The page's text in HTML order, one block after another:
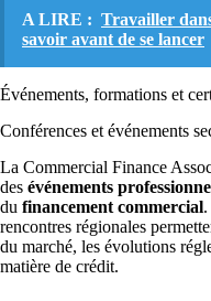
A LIRE : Travailler
savoir avant de se lancer
Événements, formations et
Conférences et événements
La Commercial Finance
des événements
du financement commercial
rencontres régionales
du marché, les évolutions
matière de crédit.